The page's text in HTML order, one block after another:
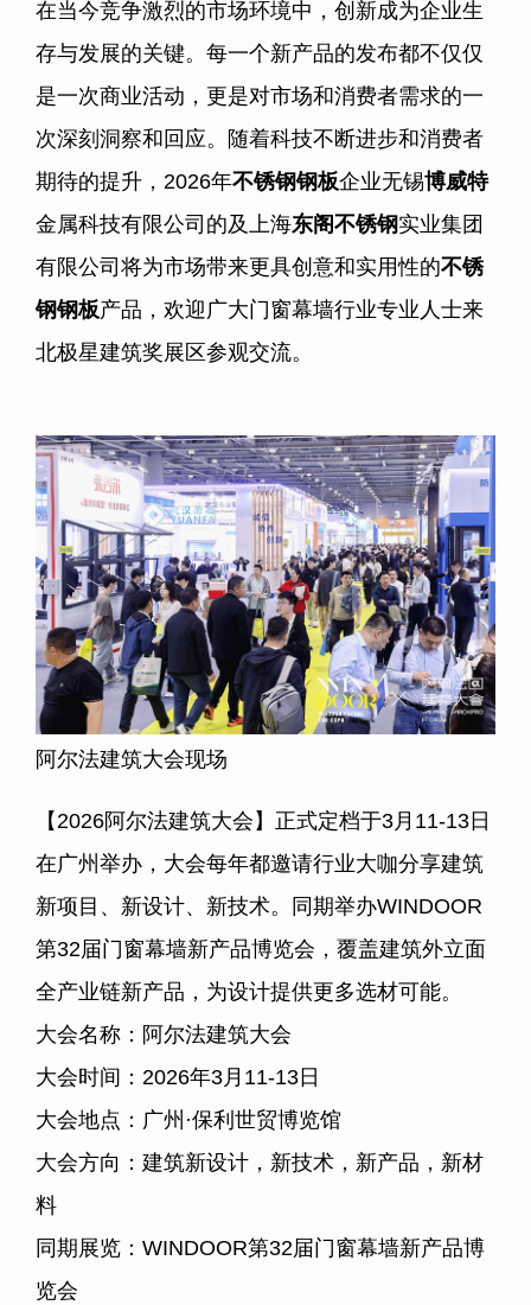
在当今竞争激烈的市场环境中，创新成为企业生
存与发展的关键。每一个新产品的发布都不仅仅
是一次商业活动，更是对市场和消费者需求的一
次深刻洞察和回应。随着科技不断进步和消费者
期待的提升， 2026年不锈钢钢板企业无锡博威特
金属科技有限公司的及上海东阁不锈钢实业集团
有限公司将为市场带来更具创意和实用性的不锈
钢钢板产品，欢迎广大门窗幕墙行业专业人士来
北极星建筑奖展区参观交流。
阿尔法建筑大会现场
【2026阿尔法建筑大会】正式定档于3月 11-13 日
在广州举办，大会每年都邀请行业大咖分享建筑
新项目、新设计、新技术。同期举办WINDOOR
第32届门窗幕墙新产品博览会，覆盖建筑外立面
全产业链新产品，为设计提供更多选材可能。
大会名称：阿尔法建筑大会
大会时间： 2026年3月 11-13 日
大会地点：广州·保利世贸博览馆
大会方向：建筑新设计，新技术，新产品，新材
料
同期展览： WINDOOR第32届门窗幕墙新产品博
览会